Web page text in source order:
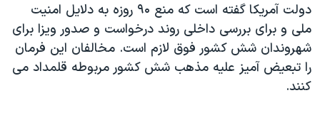
دولت آمریکا گفته است که منع ۹۰ روزه به دلایل امنیت
ملی و برای بررسی داخلی روند درخواست و صدور ویزا برای
شهروندان شش کشور فوق لازم است. مخالفان این فرمان
را تبعیض آمیز علیه مذهب شش کشور مربوطه قلمداد می
کنند.